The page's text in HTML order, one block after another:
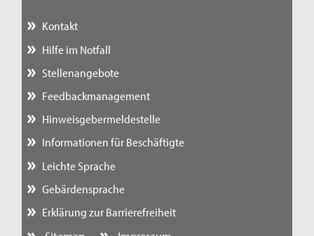
Kontakt
Hilfe im Notfall
Stellenangebote
Feedbackmanagement
Hinweisgebermeldestelle
Informationen für Beschäftigte
Leichte Sprache
Gebärdensprache
Erklärung zur Barrierefreiheit